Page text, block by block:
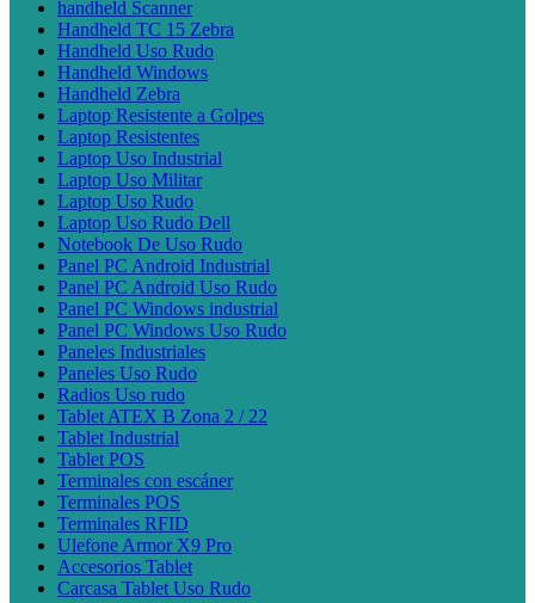
handheld Scanner
Handheld TC 15 Zebra
Handheld Uso Rudo
Handheld Windows
Handheld Zebra
Laptop Resistente a Golpes
Laptop Resistentes
Laptop Uso Industrial
Laptop Uso Militar
Laptop Uso Rudo
Laptop Uso Rudo Dell
Notebook De Uso Rudo
Panel PC Android Industrial
Panel PC Android Uso Rudo
Panel PC Windows industrial
Panel PC Windows Uso Rudo
Paneles Industriales
Paneles Uso Rudo
Radios Uso rudo
Tablet ATEX B Zona 2 / 22
Tablet Industrial
Tablet POS
Terminales con escáner
Terminales POS
Terminales RFID
Ulefone Armor X9 Pro
Accesorios Tablet
Carcasa Tablet Uso Rudo